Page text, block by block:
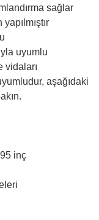
sağlar
uyumlu
vidaları
aşağıdaki
inç